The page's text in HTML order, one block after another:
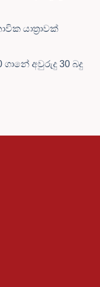
යාත්‍රාවක්
අවුරුදු 30 බදු